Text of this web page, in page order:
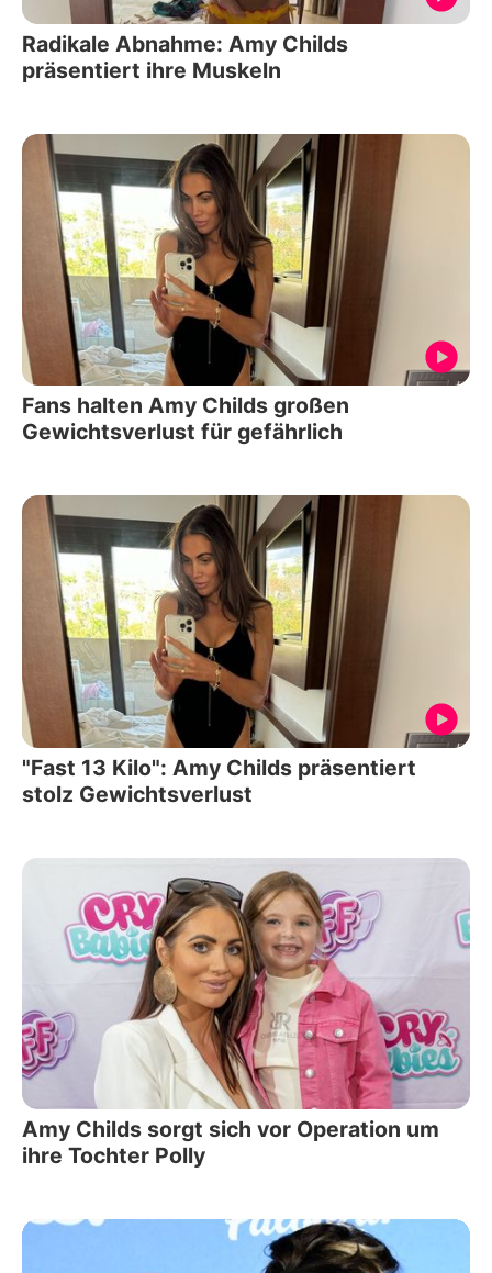
Radikale Abnahme: Amy Childs
präsentiert ihre Muskeln
Fans halten Amy Childs großen
Gewichtsverlust für gefährlich
"Fast 13 Kilo": Amy Childs präsentiert
stolz Gewichtsverlust
Amy Childs sorgt sich vor Operation um
ihre Tochter Polly